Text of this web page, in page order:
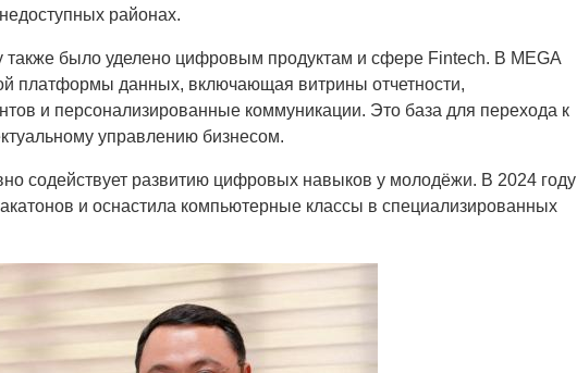
районах.
было уделено цифровым продуктам и сфере Fintech. В MEGA
платформы данных, включающая витрины отчетности,
и персонализированные коммуникации. Это база для перехода к
управлению бизнесом.
содействует развитию цифровых навыков у молодёжи. В 2024 году
и оснастила компьютерные классы в специализированных